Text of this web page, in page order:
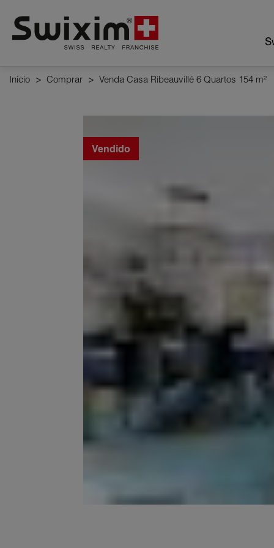
Início > Comprar > Venda Casa Ribeauvillé 6 Quartos 154 m²
Vendido